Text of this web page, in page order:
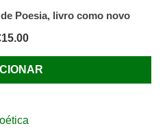
Poesia, livro como novo
15.00